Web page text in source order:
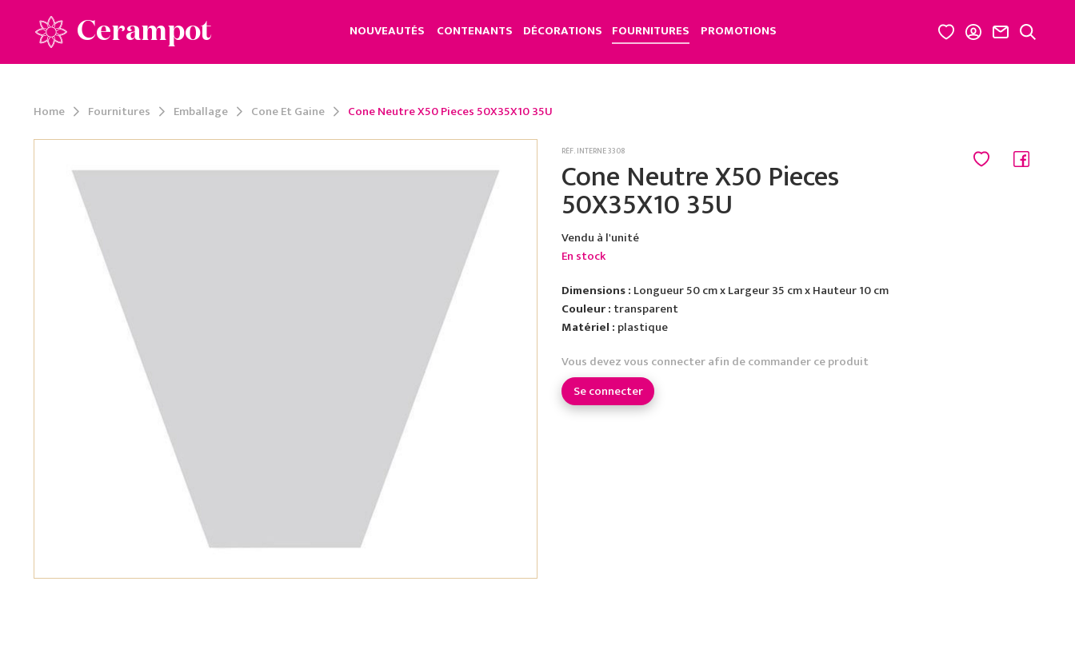
Cerampot NOUVEAUTÉS CONTENANTS DÉCORATIONS FOURNITURES PROMOTIONS
Home Fournitures Emballage Cone Et Gaine Cone Neutre X50 Pieces 50X35X10 35U
RÉF. INTERNE 3308
Cone Neutre X50 Pieces
50X35X10 35U
Vendu à l'unité
En stock
Dimensions : Longueur 50 cm x Largeur 35 cm x Hauteur 10 cm
Couleur : transparent
Matériel : plastique
Vous devez vous connecter afin de commander ce produit
Se connecter